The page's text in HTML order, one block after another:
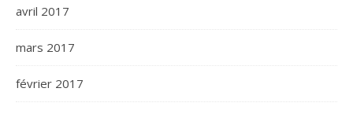
avril 2017
mars 2017
février 2017